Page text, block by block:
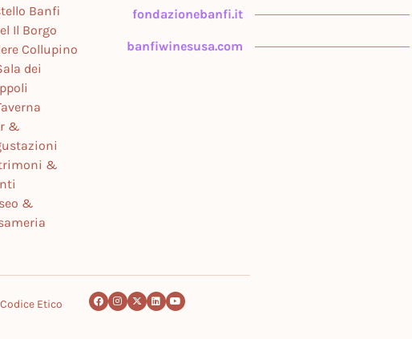
Banfi
Il Borgo
Collupino
dei
&
&
&
fondazionebanfi.it
banfiwinesusa.com
Codice Etico